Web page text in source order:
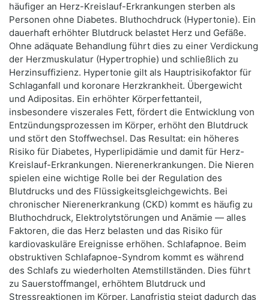
häufiger an Herz-Kreislauf-Erkrankungen sterben als
Personen ohne Diabetes. Bluthochdruck (Hypertonie). Ein
dauerhaft erhöhter Blutdruck belastet Herz und Gefäße.
Ohne adäquate Behandlung führt dies zu einer Verdickung
der Herzmuskulatur (Hypertrophie) und schließlich zu
Herzinsuffizienz. Hypertonie gilt als Hauptrisikofaktor für
Schlaganfall und koronare Herzkrankheit. Übergewicht
und Adipositas. Ein erhöhter Körperfettanteil,
insbesondere viszerales Fett, fördert die Entwicklung von
Entzündungsprozessen im Körper, erhöht den Blutdruck
und stört den Stoffwechsel. Das Resultat: ein höheres
Risiko für Diabetes, Hyperlipidämie und damit für Herz-
Kreislauf-Erkrankungen. Nierenerkrankungen. Die Nieren
spielen eine wichtige Rolle bei der Regulation des
Blutdrucks und des Flüssigkeitsgleichgewichts. Bei
chronischer Nierenerkrankung (CKD) kommt es häufig zu
Bluthochdruck, Elektrolytstörungen und Anämie — alles
Faktoren, die das Herz belasten und das Risiko für
kardiovaskuläre Ereignisse erhöhen. Schlafapnoe. Beim
obstruktiven Schlafapnoe-Syndrom kommt es während
des Schlafs zu wiederholten Atemstillständen. Dies führt
zu Sauerstoffmangel, erhöhtem Blutdruck und
Stressreaktionen im Körper. Langfristig steigt dadurch das